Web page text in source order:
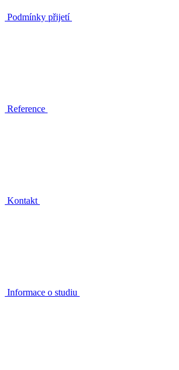
Podmínky přijetí
Reference
Kontakt
Informace o studiu